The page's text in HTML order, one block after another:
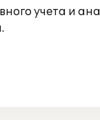
учета и